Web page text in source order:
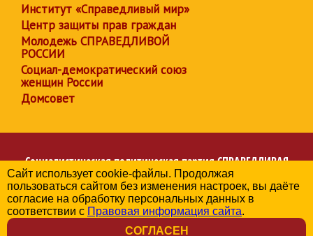
Институт «Справедливый мир»
Центр защиты прав граждан
Молодежь СПРАВЕДЛИВОЙ
РОССИИ
Социал-демократический союз
женщин России
Домсовет
Социалистическая политическая партияСПРАВЕДЛИВАЯ
РОССИЯ
Региональное отделение партии в Калужской области
© 2006-2026
Политика в отношении обработки персональных данных
Сайт использует cookie-файлы. Продолжая
пользоваться сайтом без изменения настроек, вы даёте
согласие на обработку персональных данных в
соответствии с Правовая информация сайта.
СОГЛАСЕН